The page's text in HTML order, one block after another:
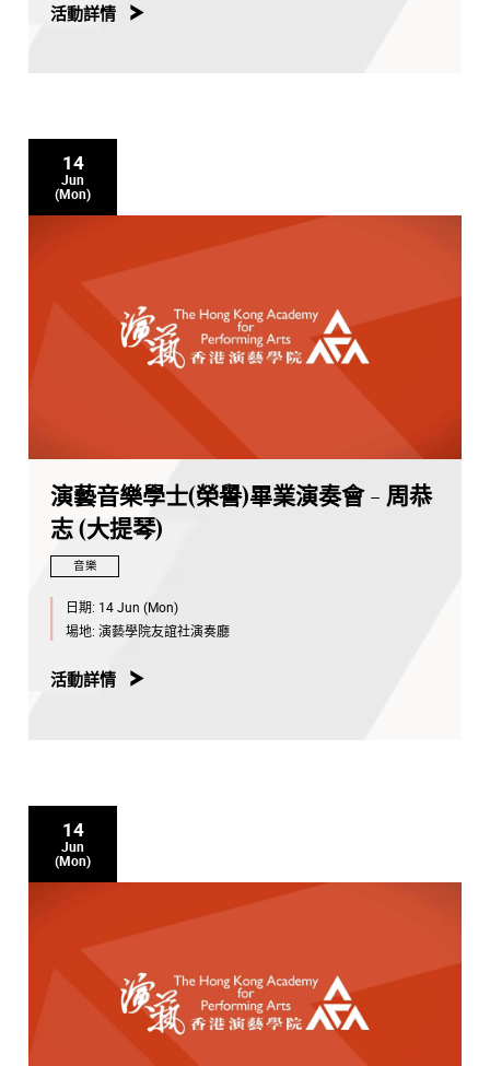
活動詳情
14
Jun
(Mon)
演藝音樂學士(榮譽)畢業演奏會 - 周恭
志 (大提琴)
音樂
日期: 14 Jun (Mon)
場地: 演藝學院友誼社演奏廳
活動詳情
14
Jun
(Mon)